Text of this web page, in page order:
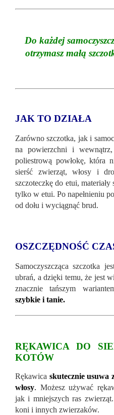
Do każdej
otrzymasz małą
JAK TO DZIAŁA
Zarówno szczotka, jak i
na powierzchni i
poliestrową powłokę, która
sierść zwierząt, włosy i
szczoteczkę do etui,
tylko w etui. Po napełnieniu
od dołu i wyciągnąć brud.
OSZCZĘDNOŚĆ
Samoczyszcząca szczotka
ubrań, a dzięki temu, że jest
znacznie tańszym
szybkie i tanie.
RĘKAWICA DO
KOTÓW
Rękawica skutecznie usuwa
włosy. Możesz używać
jak i mniejszych ras
koni i innych zwierzaków.